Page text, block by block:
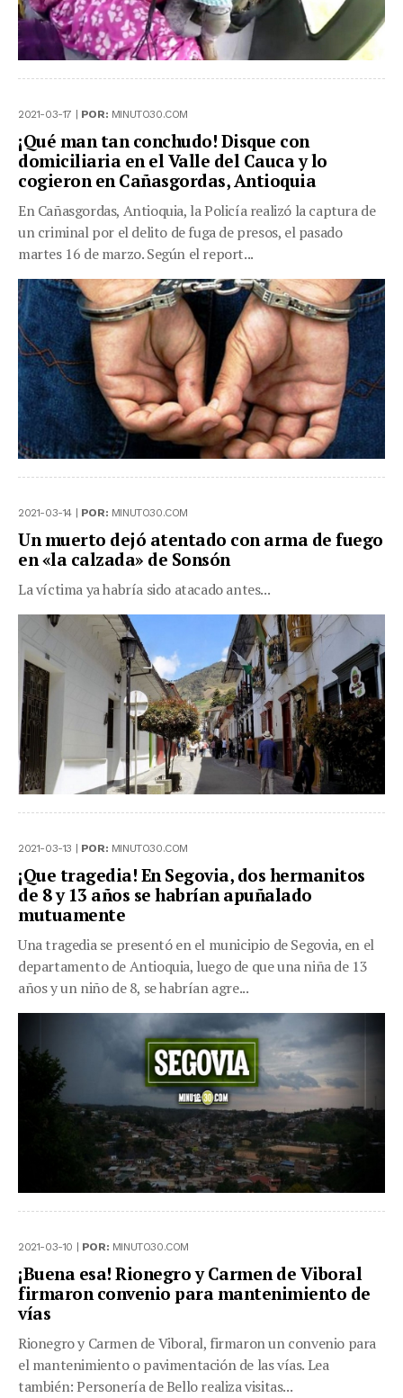
2021-03-17 | POR: MINUTO30.COM
¡Qué man tan conchudo! Disque con
domiciliaria en el Valle del Cauca y lo
cogieron en Cañasgordas, Antioquia
En Cañasgordas, Antioquia, la Policía realizó la captura de
un criminal por el delito de fuga de presos, el pasado
martes 16 de marzo. Según el report...
2021-03-14 | POR: MINUTO30.COM
Un muerto dejó atentado con arma de fuego
en «la calzada» de Sonsón
La víctima ya habría sido atacado antes...
2021-03-13 | POR: MINUTO30.COM
¡Que tragedia! En Segovia, dos hermanitos
de 8 y 13 años se habrían apuñalado
mutuamente
Una tragedia se presentó en el municipio de Segovia, en el
departamento de Antioquia, luego de que una niña de 13
años y un niño de 8, se habrían agre...
2021-03-10 | POR: MINUTO30.COM
¡Buena esa! Rionegro y Carmen de Viboral
firmaron convenio para mantenimiento de
vías
Rionegro y Carmen de Viboral, firmaron un convenio para
el mantenimiento o pavimentación de las vías. Lea
también: Personería de Bello realiza visitas...